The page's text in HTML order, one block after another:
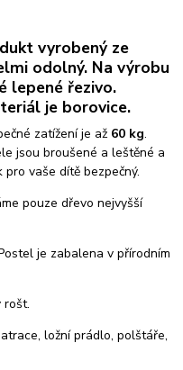
vyrobený ze
odolný. Na výrobu
lepené řezivo.
je borovice.
zatížení je až 60 kg.
jsou broušené a leštěné a
vaše dítě bezpečný.
pouze dřevo nejvyšší
je zabalena v přírodním
rošt.
ložní prádlo, polštáře,